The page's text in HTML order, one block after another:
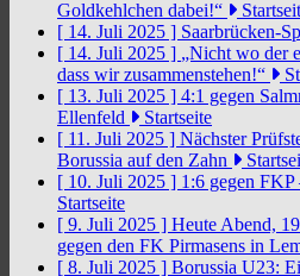
Goldkehlchen dabei!“
[ 14. Juli 2025 ] Saarbrücken-
[ 14. Juli 2025 ] „Nicht wo der
dass wir zusammenstehen!“
[ 13. Juli 2025 ] 4:1 gegen
Ellenfeld
Startseite
[ 11. Juli 2025 ] Nächster
Borussia auf den Zahn
[ 10. Juli 2025 ] 1:6 gegen
Startseite
[ 9. Juli 2025 ] Heute Abend,
gegen den FK Pirmasens in
[ 8. Juli 2025 ] Borussia U23: